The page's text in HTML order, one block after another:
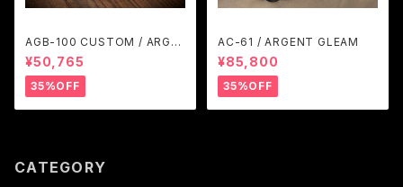
AGB-100 CUSTOM / ARGE
NT GLEAM
¥50,765
35%OFF
AC-61 / ARGENT GLEAM
¥85,800
35%OFF
CATEGORY